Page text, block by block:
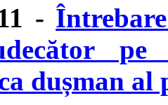
-
dușman al